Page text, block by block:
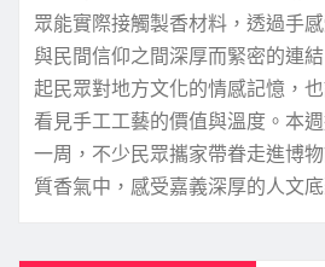
眾能實際接觸製香材料，透過手
與民間信仰之間深厚而緊密的連
起民眾對地方文化的情感記憶，
看見手工工藝的價值與溫度。本
一周，不少民眾攜家帶眷走進博
質香氣中，感受嘉義深厚的人文